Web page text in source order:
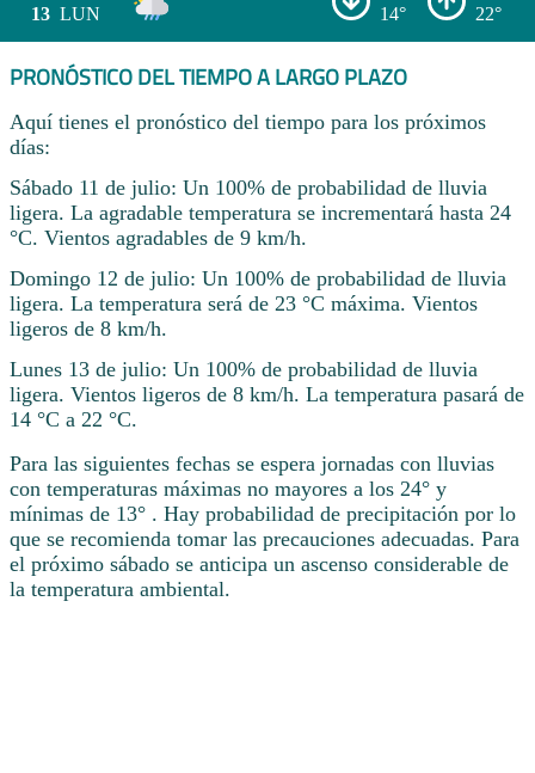
13 LUN 14° 22°
PRONÓSTICO DEL TIEMPO A LARGO PLAZO
Aquí tienes el pronóstico del tiempo para los próximos
días:
Sábado 11 de julio: Un 100% de probabilidad de lluvia
ligera. La agradable temperatura se incrementará hasta 24
°C. Vientos agradables de 9 km/h.
Domingo 12 de julio: Un 100% de probabilidad de lluvia
ligera. La temperatura será de 23 °C máxima. Vientos
ligeros de 8 km/h.
Lunes 13 de julio: Un 100% de probabilidad de lluvia
ligera. Vientos ligeros de 8 km/h. La temperatura pasará de
14 °C a 22 °C.
Para las siguientes fechas se espera jornadas con lluvias
con temperaturas máximas no mayores a los 24° y
mínimas de 13° . Hay probabilidad de precipitación por lo
que se recomienda tomar las precauciones adecuadas. Para
el próximo sábado se anticipa un ascenso considerable de
la temperatura ambiental.